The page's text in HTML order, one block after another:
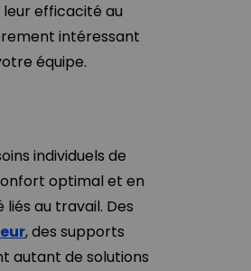
efficacité au
intéressant
équipe.
individuels de
optimal et en
au travail. Des
, des supports
autant de solutions